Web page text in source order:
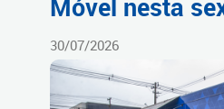
Móvel nesta
30/07/2026